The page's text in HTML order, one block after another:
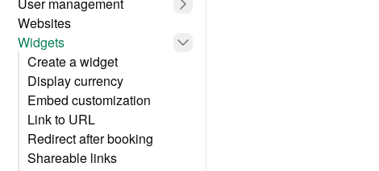
Websites
Widgets
Create a widget
Display currency
Embed customization
Link to URL
Redirect after booking
Shareable links